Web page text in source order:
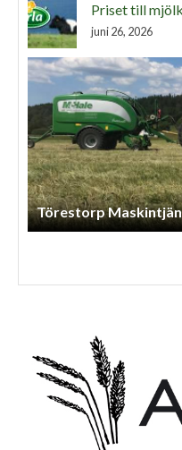
Priset till
juni 26, 2026
Lls Skog Och